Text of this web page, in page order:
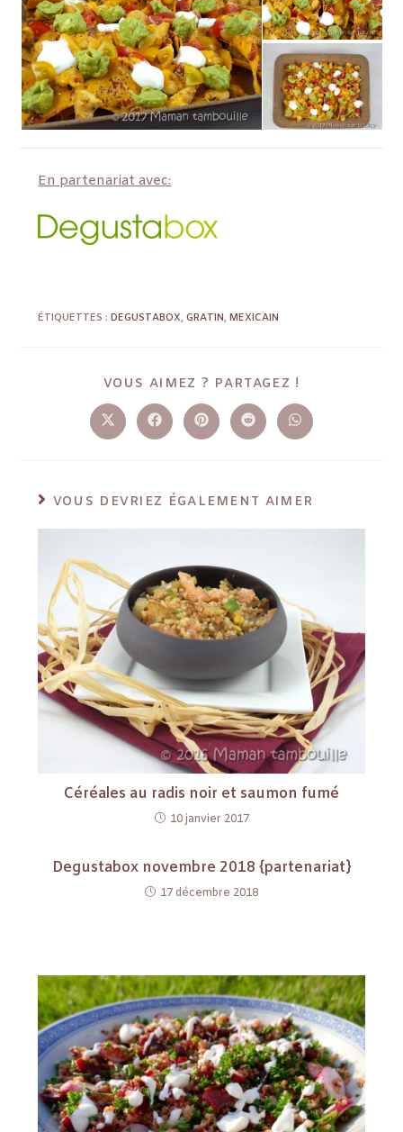
En partenariat avec:
ÉTIQUETTES :DEGUSTABOX, GRATIN, MEXICAIN
VOUS AIMEZ ? PARTAGEZ !
VOUS DEVRIEZ ÉGALEMENT AIMER
Céréales au radis noir et saumon fumé
10 janvier 2017
Degustabox novembre 2018 {partenariat}
17 décembre 2018